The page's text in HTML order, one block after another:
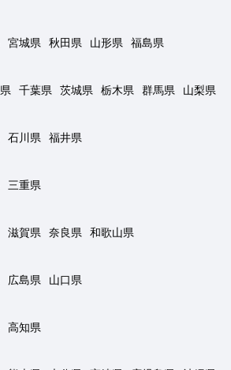
宮城県 秋田県 山形県
福島県
千葉県 茨城県 栃木県 群馬県
山梨県
石川県
福井県
三重県
滋賀県 奈良県
和歌山県
広島県
山口県
高知県